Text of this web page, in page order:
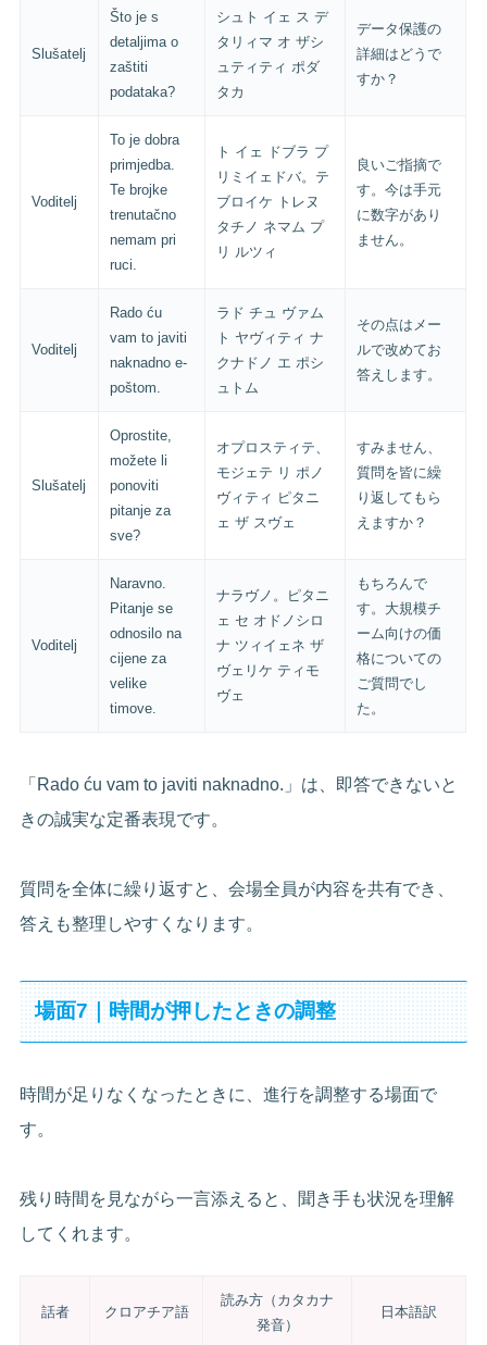
Slušatelj
Što je s
detaljima o
zaštiti
podataka?
シュト イェ ス デ
タリィマ オ ザシ
ュティティ ポダ
タカ
データ保護の
詳細はどうで
すか？
Voditelj
To je dobra
primjedba.
Te brojke
trenutačno
nemam pri
ruci.
ト イェ ドブラ プ
リミイェドバ。テ
ブロイケ トレヌ
タチノ ネマム プ
リ ルツィ
良いご指摘で
す。今は手元
に数字があり
ません。
Voditelj
Rado ću
vam to javiti
naknadno e-
poštom.
ラド チュ ヴァム
ト ヤヴィティ ナ
クナドノ エ ポシ
ュトム
その点はメー
ルで改めてお
答えします。
Slušatelj
Oprostite,
možete li
ponoviti
pitanje za
sve?
オプロスティテ、
モジェテ リ ポノ
ヴィティ ピタニ
ェ ザ スヴェ
すみません、
質問を皆に繰
り返してもら
えますか？
Voditelj
Naravno.
Pitanje se
odnosilo na
cijene za
velike
timove.
ナラヴノ。ピタニ
ェ セ オドノシロ
ナ ツィイェネ ザ
ヴェリケ ティモ
ヴェ
もちろんで
す。大規模チ
ーム向けの価
格についての
ご質問でし
た。
「Rado ću vam to javiti naknadno.」は、即答できないと
きの誠実な定番表現です。
質問を全体に繰り返すと、会場全員が内容を共有でき、
答えも整理しやすくなります。
場面7｜時間が押したときの調整
時間が足りなくなったときに、進行を調整する場面で
す。
残り時間を見ながら一言添えると、聞き手も状況を理解
してくれます。
話者 クロアチア語
読み方（カタカナ
発音）
日本語訳